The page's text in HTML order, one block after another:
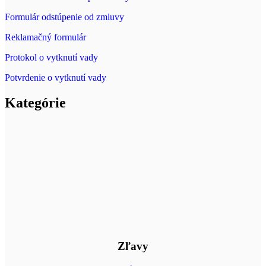
Formulár odstúpenie od zmluvy
Reklamačný formulár
Protokol o vytknutí vady
Potvrdenie o vytknutí vady
Kategórie
Zľavy